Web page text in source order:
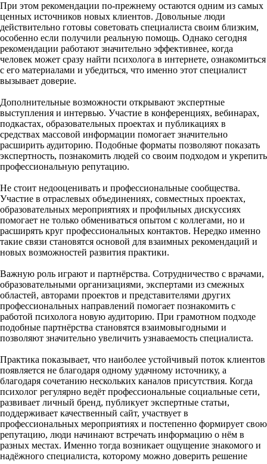
При этом рекомендации по-прежнему остаются одним из самых
ценных источников новых клиентов. Довольные люди
действительно готовы советовать специалиста своим близким,
особенно если получили реальную помощь. Однако сегодня
рекомендации работают значительно эффективнее, когда
человек может сразу найти психолога в интернете, ознакомиться
с его материалами и убедиться, что именно этот специалист
вызывает доверие.
Дополнительные возможности открывают экспертные
выступления и интервью. Участие в конференциях, вебинарах,
подкастах, образовательных проектах и публикациях в
средствах массовой информации помогает значительно
расширить аудиторию. Подобные форматы позволяют показать
экспертность, познакомить людей со своим подходом и укрепить
профессиональную репутацию.
Не стоит недооценивать и профессиональные сообщества.
Участие в отраслевых объединениях, совместных проектах,
образовательных мероприятиях и профильных дискуссиях
помогает не только обмениваться опытом с коллегами, но и
расширять круг профессиональных контактов. Нередко именно
такие связи становятся основой для взаимных рекомендаций и
новых возможностей развития практики.
Важную роль играют и партнёрства. Сотрудничество с врачами,
образовательными организациями, экспертами из смежных
областей, авторами проектов и представителями других
профессиональных направлений помогает познакомить с
работой психолога новую аудиторию. При грамотном подходе
подобные партнёрства становятся взаимовыгодными и
позволяют значительно увеличить узнаваемость специалиста.
Практика показывает, что наиболее устойчивый поток клиентов
появляется не благодаря одному удачному источнику, а
благодаря сочетанию нескольких каналов присутствия. Когда
психолог регулярно ведёт профессиональные социальные сети,
развивает личный бренд, публикует экспертные статьи,
поддерживает качественный сайт, участвует в
профессиональных мероприятиях и постепенно формирует свою
репутацию, люди начинают встречать информацию о нём в
разных местах. Именно тогда возникает ощущение знакомого и
надёжного специалиста, которому можно доверить решение